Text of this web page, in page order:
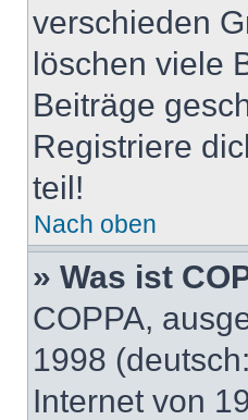
verschieden
löschen viele
Beiträge
Registriere
teil!
Nach oben
» Was ist
COPPA,
1998
Internet von